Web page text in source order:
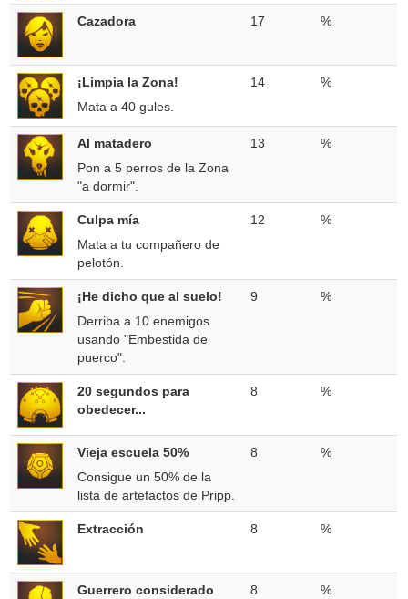
Cazadora 17 %
¡Limpia la Zona!
Mata a 40 gules.
14 %
Al matadero
Pon a 5 perros de la Zona
"a dormir".
13 %
Culpa mía
Mata a tu compañero de
pelotón.
12 %
¡He dicho que al suelo!
Derriba a 10 enemigos
usando "Embestida de
puerco".
9 %
20 segundos para
obedecer...
8 %
Vieja escuela 50%
Consigue un 50% de la
lista de artefactos de Pripp.
8 %
Extracción 8 %
Guerrero considerado 8 %